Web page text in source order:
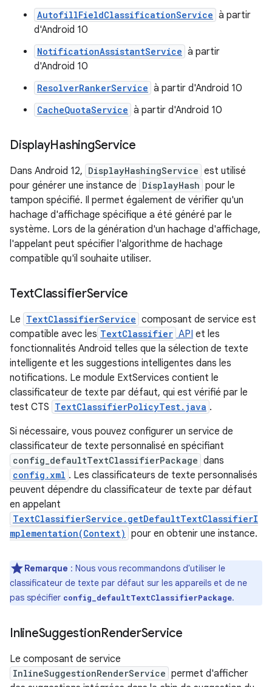
AutofillFieldClassificationService à partir
d'Android 10
NotificationAssistantService à partir
d'Android 10
ResolverRankerService à partir d'Android 10
CacheQuotaService à partir d'Android 10
DisplayHashingService
Dans Android 12, DisplayHashingService est utilisé
pour générer une instance de DisplayHash pour le
tampon spécifié. Il permet également de vérifier qu'un
hachage d'affichage spécifique a été généré par le
système. Lors de la génération d'un hachage d'affichage,
l'appelant peut spécifier l'algorithme de hachage
compatible qu'il souhaite utiliser.
TextClassifierService
Le TextClassifierService composant de service est
compatible avec les TextClassifier API et les
fonctionnalités Android telles que la sélection de texte
intelligente et les suggestions intelligentes dans les
notifications. Le module ExtServices contient le
classificateur de texte par défaut, qui est vérifié par le
test CTS TextClassifierPolicyTest.java .
Si nécessaire, vous pouvez configurer un service de
classificateur de texte personnalisé en spécifiant
config_defaultTextClassifierPackage dans
config.xml . Les classificateurs de texte personnalisés
peuvent dépendre du classificateur de texte par défaut
en appelant
TextClassifierService.getDefaultTextClassifierI
mplementation(Context) pour en obtenir une instance.
Remarque : Nous vous recommandons d'utiliser le
classificateur de texte par défaut sur les appareils et de ne
pas spécifier config_defaultTextClassifierPackage.
InlineSuggestionRenderService
Le composant de service
InlineSuggestionRenderService permet d'afficher